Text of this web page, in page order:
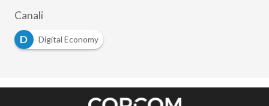
Canali
D
Digital Economy